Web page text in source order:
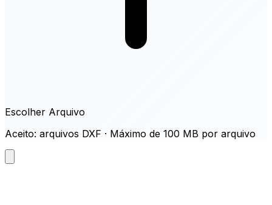
Escolher Arquivo
Aceito: arquivos DXF · Máximo de 100 MB por arquivo